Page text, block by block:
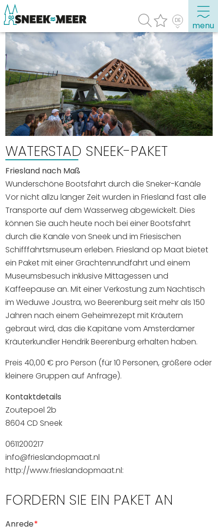
menu
Entdecken Sie Sneek
Informationen
Sneek besuchen
Highlights
Sehenswürdigkeiten
Sehen & Erleben
Essen, Trinken, Ausgehen
Übernachten
Einkaufen
Veranstaltungskalender
Häufig besuchte Seiten:
Stadtplan
Sneek mit Kinder
VVV Sneek
Drahtloses Internet
WATERSTAD SNEEK-PAKET
Friesland nach Maß
Wunderschöne Bootsfahrt durch die Sneker-Kanäle
Vor nicht allzu langer Zeit wurden in Friesland fast alle
Transporte auf dem Wasserweg abgewickelt. Dies
können Sie auch heute noch bei einer Bootsfahrt
durch die Kanäle von Sneek und im Friesischen
Schifffahrtsmuseum erleben. Friesland op Maat bietet
ein Paket mit einer Grachtenrundfahrt und einem
Museumsbesuch inklusive Mittagessen und
Kaffeepause an. Mit einer Verkostung zum Nachtisch
im Weduwe Joustra, wo Beerenburg seit mehr als 150
Jahren nach einem Geheimrezept mit Kräutern
gebraut wird, das die Kapitäne vom Amsterdamer
Kräuterkundler Hendrik Beerenburg erhalten haben.
Preis 40,00 € pro Person (für 10 Personen, größere oder
kleinere Gruppen auf Anfrage).
Kontaktdetails
Zoutepoel 2b
8604 CD Sneek
0611200217
info@frieslandopmaat.nl
http://www.frieslandopmaat.nl:
FORDERN SIE EIN PAKET AN
Anrede